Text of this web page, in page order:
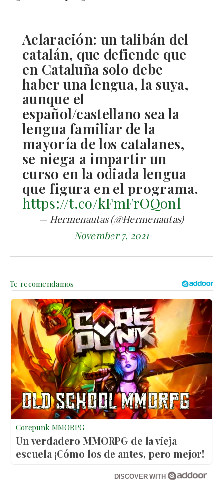
Aclaración: un talibán del
catalán, que defiende que
en Cataluña solo debe
haber una lengua, la suya,
aunque el
español/castellano sea la
lengua familiar de la
mayoría de los catalanes,
se niega a impartir un
curso en la odiada lengua
que figura en el programa.
https://t.co/kFmFrOQonl
— Hermenautas (@Hermenautas)
November 7, 2021
Corepunk MMORPG
Un verdadero MMORPG de la vieja
escuela ¡Cómo los de antes, pero mejor!
DISCOVER WITH